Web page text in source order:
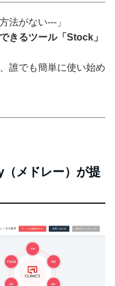
法がない---」
きるツール「Stock」
誰でも簡単に使い始め
（メドレー）が提